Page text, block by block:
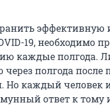
19, необходимо
каждые полгода.
полгода после
Но каждый человек
ответ к тому